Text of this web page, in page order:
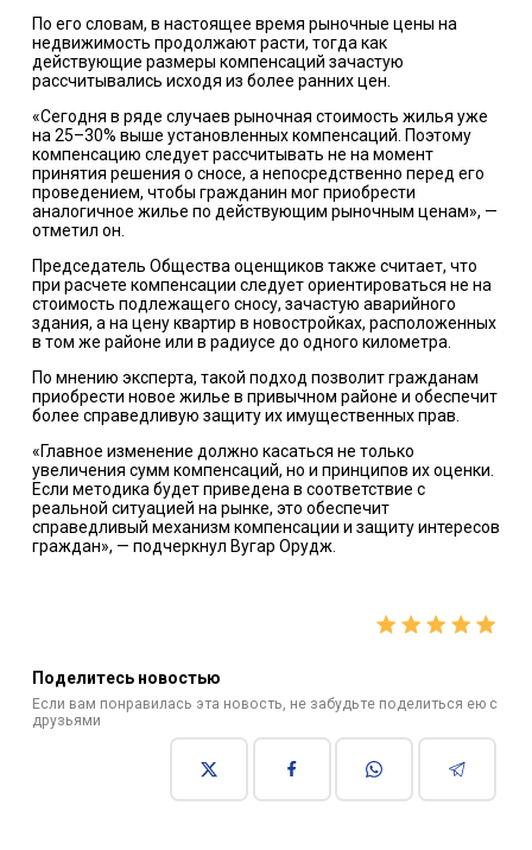
По его словам, в настоящее время рыночные цены на
недвижимость продолжают расти, тогда как
действующие размеры компенсаций зачастую
рассчитывались исходя из более ранних цен.
«Сегодня в ряде случаев рыночная стоимость жилья уже
на 25–30% выше установленных компенсаций. Поэтому
компенсацию следует рассчитывать не на момент
принятия решения о сносе, а непосредственно перед его
проведением, чтобы гражданин мог приобрести
аналогичное жилье по действующим рыночным ценам», —
отметил он.
Председатель Общества оценщиков также считает, что
при расчете компенсации следует ориентироваться не на
стоимость подлежащего сносу, зачастую аварийного
здания, а на цену квартир в новостройках, расположенных
в том же районе или в радиусе до одного километра.
По мнению эксперта, такой подход позволит гражданам
приобрести новое жилье в привычном районе и обеспечит
более справедливую защиту их имущественных прав.
«Главное изменение должно касаться не только
увеличения сумм компенсаций, но и принципов их оценки.
Если методика будет приведена в соответствие с
реальной ситуацией на рынке, это обеспечит
справедливый механизм компенсации и защиту интересов
граждан», — подчеркнул Вугар Орудж.
Поделитесь новостью
Если вам понравилась эта новость, не забудьте поделиться ею с
друзьями